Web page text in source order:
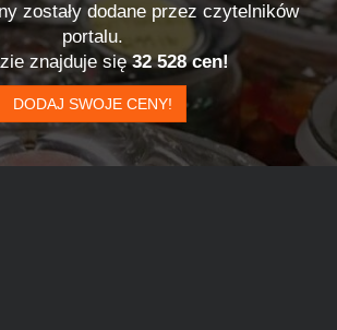
zostały dodane przez czytelników
portalu.
znajduje się32 528 cen!
DODAJ SWOJE CENY!